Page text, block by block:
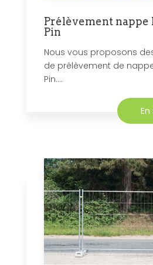
Prélèvement nappe
Pin
Nous vous proposons
de prélèvement de
Pin....